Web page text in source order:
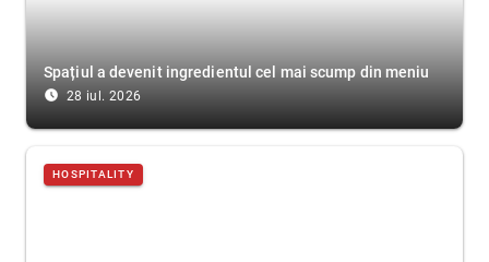
Spațiul a devenit ingredientul cel mai scump din meniu
access_time_filled 28 iul. 2026
HOSPITALITY